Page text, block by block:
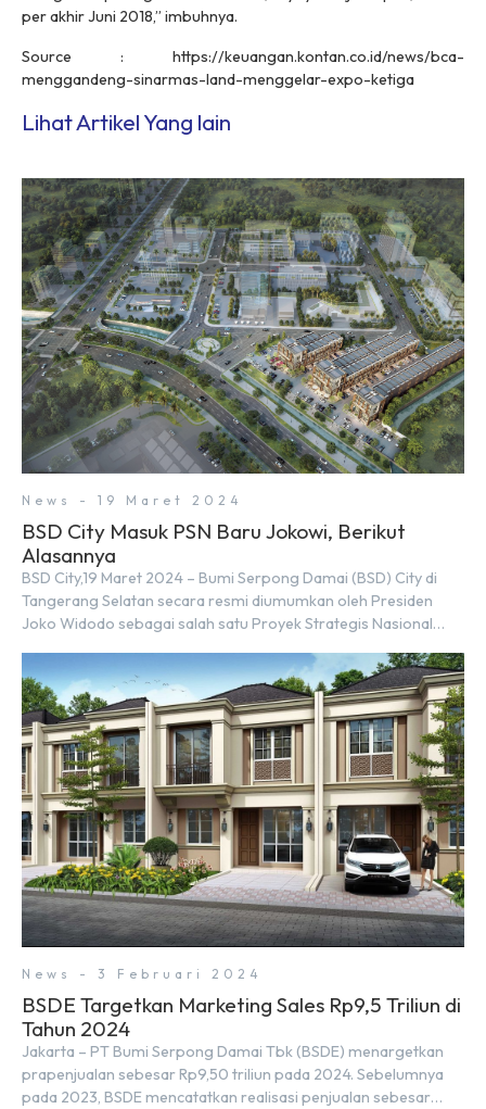
per akhir Juni 2018,” imbuhnya.
Source : https://keuangan.kontan.co.id/news/bca-
menggandeng-sinarmas-land-menggelar-expo-ketiga
Lihat Artikel Yang lain
News - 19 Maret 2024
BSD City Masuk PSN Baru Jokowi, Berikut
Alasannya
BSD City,19 Maret 2024 – Bumi Serpong Damai (BSD) City di
Tangerang Selatan secara resmi diumumkan oleh Presiden
Joko Widodo sebagai salah satu Proyek Strategis Nasional
Koordinator Bidang Perekonomian, Airlangga Hartarto, setelah
Rapat Terbatas (ratas) bersama Jokowi di Istana Kepresidenan
pada hari Senin, 18 Maret 2024. Selain […]
News - 3 Februari 2024
BSDE Targetkan Marketing Sales Rp9,5 Triliun di
Tahun 2024
Jakarta – PT Bumi Serpong Damai Tbk (BSDE) menargetkan
prapenjualan sebesar Rp9,50 triliun pada 2024. Sebelumnya
pada 2023, BSDE mencatatkan realisasi penjualan sebesar